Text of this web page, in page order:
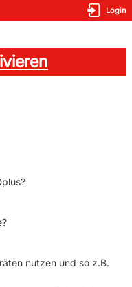
Login
nutzen und so z.B.